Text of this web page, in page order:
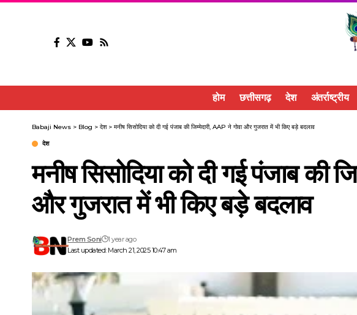
होम छत्तीसगढ़ देश अंतर्राष्ट्रीय
Babaji News > Blog > देश> मनीष सिसोदिया को दी गई पंजाब की जिम्मेदारी, AAP ने गोवा और गुजरात में भी किए बड़े बदलाव
देश
मनीष सिसोदिया को दी गई पंजाब की
और गुजरात में भी किए बड़े बदलाव
Last updated: March 21, 2025 10:47 am
Prem Soni 1 year ago